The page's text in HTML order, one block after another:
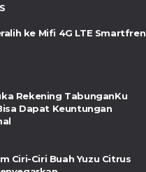
ke Mifi 4G LTE Smartfren
Rekening TabunganKu
Dapat Keuntungan
Ciri-Ciri Buah Yuzu Citrus